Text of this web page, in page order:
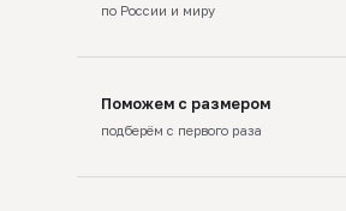
по России и миру
Поможем с размером
подберём с первого раза